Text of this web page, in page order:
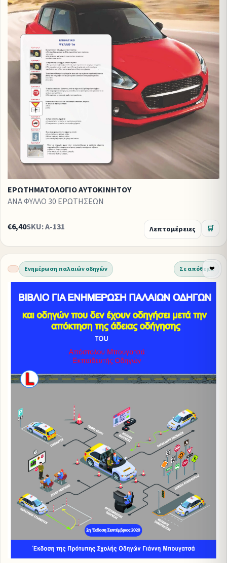
ΕΡΩΤΗΜΑΤΟΛΟΓΙΟ ΑΥΤΟΚΙΝΗΤΟΥ
ΑΝΑ ΦΥΛΛΟ 30 ΕΡΩΤΗΣΕΩΝ
€6,40SKU: A-131 Λεπτομέρειες 🛒
❤
Ενημέρωση παλαιών οδηγών Σε απόθεμα